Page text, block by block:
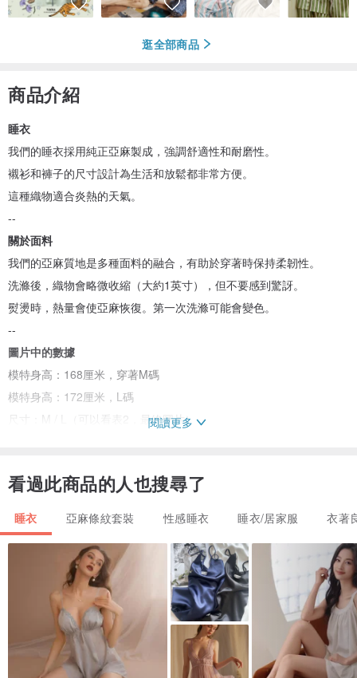
逛全部商品
商品介紹
睡衣
我們的睡衣採用純正亞麻製成，強調舒適性和耐磨性。
襯衫和褲子的尺寸設計為生活和放鬆都非常方便。
這種織物適合炎熱的天氣。
--
關於面料
我們的亞麻質地是多種面料的融合，有助於穿著時保持柔韌性。
洗滌後，織物會略微收縮（大約1英寸），但不要感到驚訝。
熨燙時，熱量會使亞麻恢復。第一次洗滌可能會變色。
--
圖片中的數據
模特身高：168厘米，穿著M碼
模特身高：172厘米，L碼
尺寸：M / L（可以看表2，最終圖片）
--
關懷
洗手間溫度
不要使用漂白劑
深色衣服應分開洗滌。 （更多信息，請參閱最後2張圖片）
閱讀更多
看過此商品的人也搜尋了
睡衣 亞麻條紋套裝 性感睡衣 睡衣/居家服 衣著